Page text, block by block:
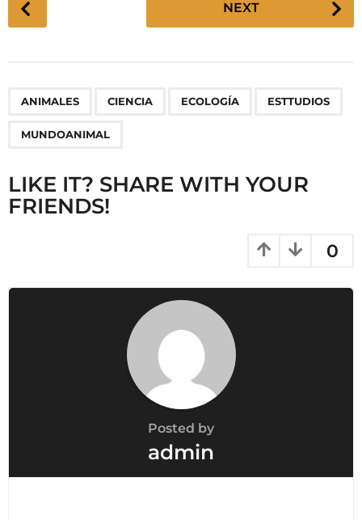
o
n
a
t
n
NEXT
ANIMALES CIENCIA ECOLOGÍA ESTTUDIOS
MUNDOANIMAL
LIKE IT? SHARE WITH YOUR
FRIENDS!
0
Posted by
admin